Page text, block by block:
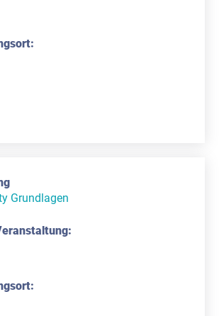
Grundlagen